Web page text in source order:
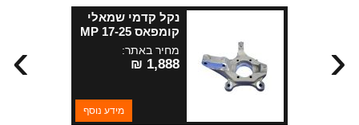
נקל קדמי שמאלי
קומפאס MP 17-25
מקורי
מחיר באתר:
1,888 ₪
מידע נוסף
› ‹